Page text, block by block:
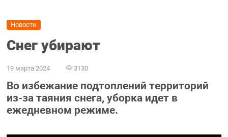
Новости
Снег убирают
19 марта 2024 3130
Во избежание подтоплений территорий
из-за таяния снега, уборка идет в
ежедневном режиме.